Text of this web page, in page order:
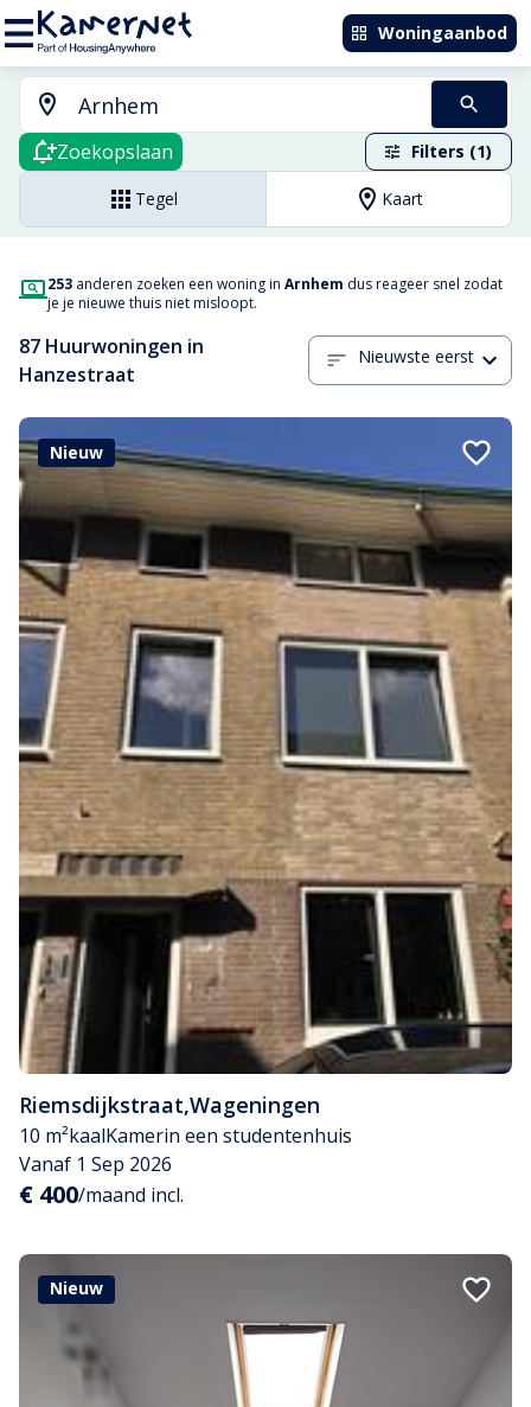
Woningaanbod
Zoekopslaan Filters (1)
Tegel Kaart
253 anderen zoeken een woning in Arnhem dus reageer snel zodat
je je nieuwe thuis niet misloopt.
87 Huurwoningen in
Hanzestraat
Nieuwste eerst
Nieuw
Riemsdijkstraat,Wageningen
10 m²kaalKamerin een studentenhuis
Vanaf 1 Sep 2026
€ 400/maand incl.
Nieuw